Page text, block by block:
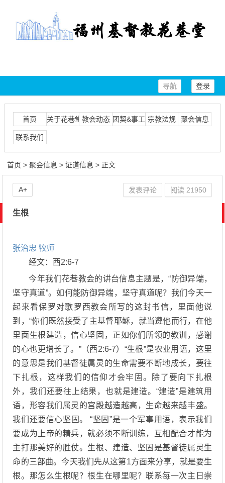
登录
导航
首页 关于花巷堂 教会动态 团契&事工 宗教法规 聚会信息
联系我们
首页 >聚会信息 >证道信息 > 正文
生根
张治忠 牧师
经文：西2:6-7
今年我们花巷教会的讲台信息主题是，“防御异端，
坚守真道”。如何能防御异端，坚守真道呢？我们今天一
起来看保罗对歌罗西教会所写的这封书信，里面他说
到，“你们既然接受了主基督耶稣，就当遵他而行，在他
里面生根建造，信心坚固，正如你们所领的教训，感谢
的心也更增长了。”（西2:6-7）“生根”是农业用语，这里
的意思是我们基督徒属灵的生命需要不断地成长，要往
下扎根，这样我们的信仰才会牢固。除了要向下扎根
外，我们还要往上结果，也就是建造。“建造”是建筑用
语，形容我们属灵的宫殿越造越高，生命越来越丰盛。
我们还要信心坚固。 “坚固”是一个军事用语，表示我们
要成为上帝的精兵，就必须不断训练，互相配合才能为
主打那美好的胜仗。生根、建造、坚固是基督徒属灵生
命的三部曲。今天我们先从这第1方面来分享，就是要生
根。那怎么生根呢？根生在哪里呢？联系每一次主日崇
发表评论 阅读 21950
A+